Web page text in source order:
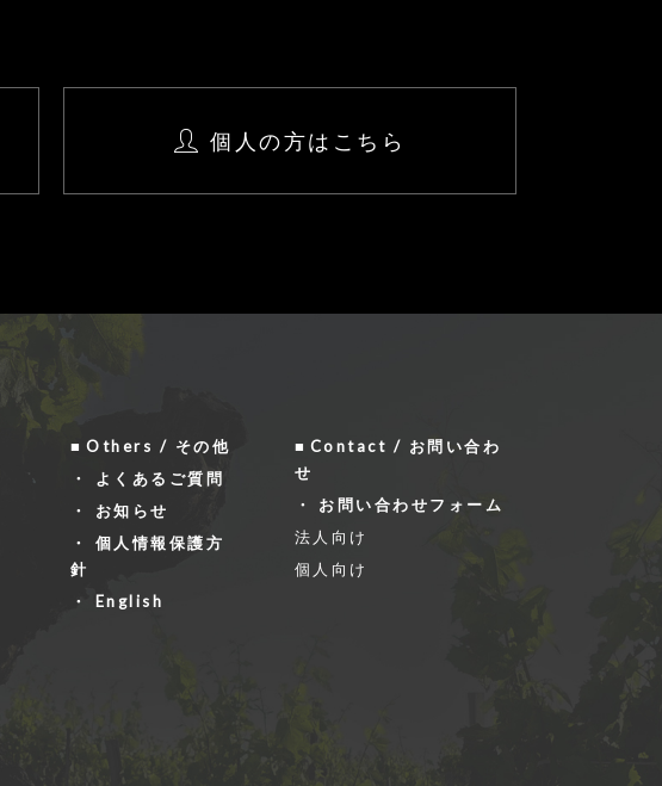
個人の方はこちら
Others / その他
よくあるご質問
お知らせ
個人情報保護方
針
English
Contact / お問い合わ
せ
お問い合わせフォーム
法人向け
個人向け